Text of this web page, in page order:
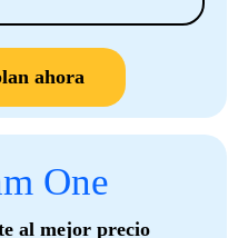
ahora
One
al mejor precio